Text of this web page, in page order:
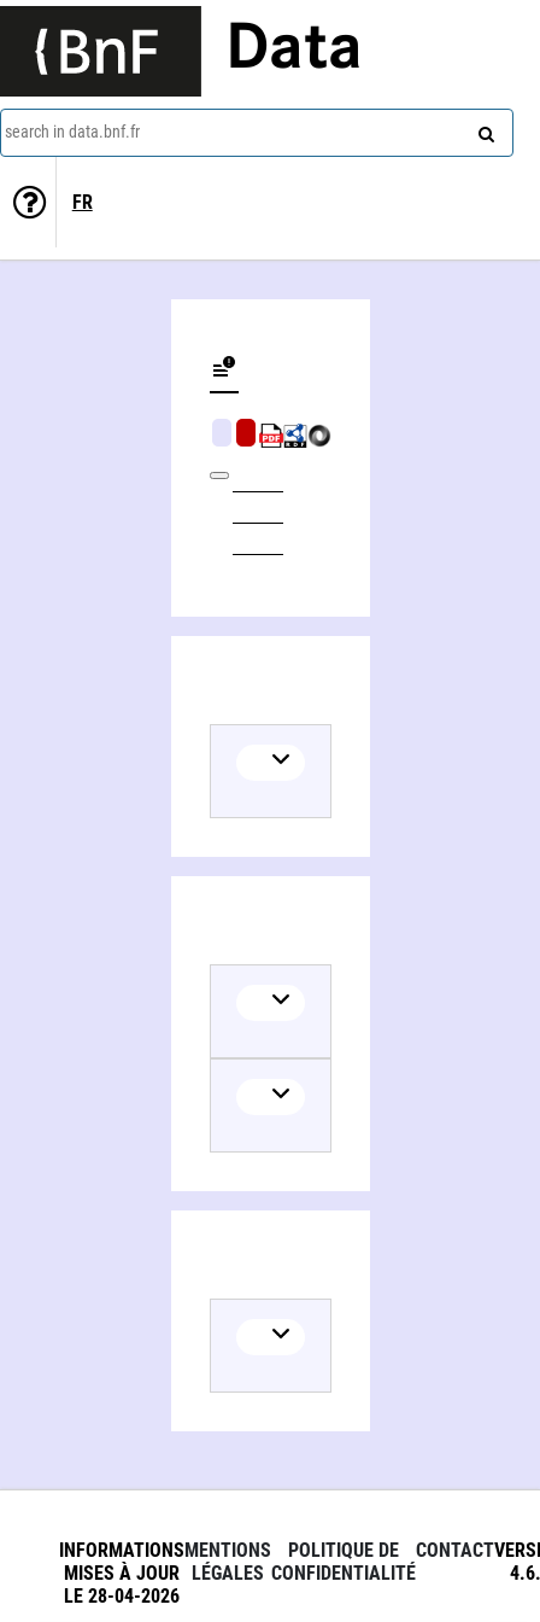
Data
search in data.bnf.fr
FR
INFORMATIONS
MISES À JOUR
LE 28-04-2026
MENTIONS
LÉGALES
POLITIQUE DE
CONFIDENTIALITÉ
CONTACT